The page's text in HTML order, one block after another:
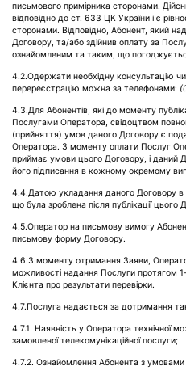
письмового примірника сторонами.
відповідно до ст. 633 ЦК України і є
сторонами. Відповідно, Абонент, який
Договору, та/або здійнив оплату за
ознайомленим та таким, що
4.2.Одержати необхідну консультацію
перереєстрацію можна за телефонами:
4.3.Для Абонентів, які до моменту
Послугами Оператора, свідоцтвом
(прийняття) умов даного Договору є
Оператора. З моменту оплати Послуг
приймає умови цього Договору, і даний
його підписання в кожному окремому
4.4.Датою укладання даного Договору
що була зроблена після публікації цього
4.5.Оператор на письмову вимогу
письмову форму Договору.
4.6.З моменту отримання Заяви,
можливості надання Послуги протягом
Клієнта про результати перевірки.
4.7.Послуга надається за дотримання
4.7.1. Наявність у Оператора технічної
замовленої телекомунікаційної послуги;
4.7.2. Ознайомлення Абонента з